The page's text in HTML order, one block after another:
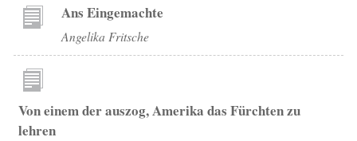
Ans Eingemachte
Angelika Fritsche
Von einem der auszog, Amerika das Fürchten zu
lehren